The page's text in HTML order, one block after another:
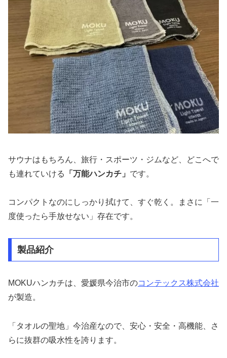
サウナはもちろん、旅行・スポーツ・ジムなど、どこへで
も連れていける
「万能ハンカチ」 です。
コンパクトなのにしっかり拭けて、すぐ乾く。まさに「一
度使ったら手放せない」存在です。
製品紹介
MOKUハンカチは、愛媛県今治市のコンテックス株式会社
が製造。
「タオルの聖地」今治産なので、安心・安全・高機能、さ
らに抜群の吸水性を誇ります。